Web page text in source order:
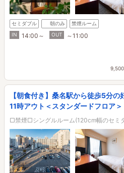
セミダブル 朝のみ
禁煙ルーム
IN
14:00～ OUT ～11:00
【朝食付き】桑名駅から徒歩5分
11時アウト＜スタンダードフロア＞
□禁煙□シングルルーム(120cm幅のセミ